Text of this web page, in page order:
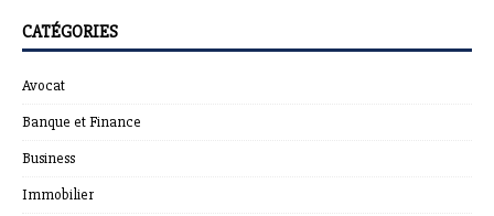
CATÉGORIES
Avocat
Banque et Finance
Business
Immobilier